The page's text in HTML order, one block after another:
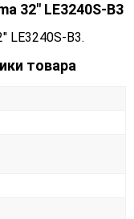
32" LE3240S-B3
LE3240S-B3.
товара